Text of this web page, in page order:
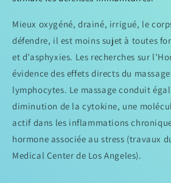
Mieux oxygéné, drainé, irrigué, le
défendre, il est moins sujet à toutes
et d’asphyxies. Les recherches sur
évidence des effets directs du
lymphocytes. Le massage conduit
diminution de la cytokine, une
actif dans les inflammations
hormone associée au stress (travaux
Medical Center de Los Angeles).